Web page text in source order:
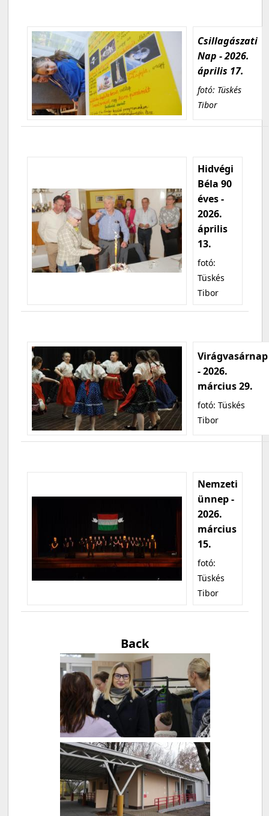
Csillagászati
Nap - 2026.
április 17.
fotó: Tüskés
Tibor
Hidvégi
Béla 90
éves -
2026.
április
13.
fotó:
Tüskés
Tibor
Virágvasárnap
- 2026.
március 29.
fotó: Tüskés
Tibor
Nemzeti
ünnep -
2026.
március
15.
fotó:
Tüskés
Tibor
Back